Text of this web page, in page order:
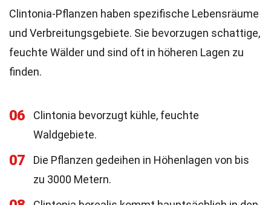
Clintonia-Pflanzen haben spezifische Lebensräume
und Verbreitungsgebiete. Sie bevorzugen schattige,
feuchte Wälder und sind oft in höheren Lagen zu
finden.
06
Clintonia bevorzugt kühle, feuchte
Waldgebiete.
07
Die Pflanzen gedeihen in Höhenlagen von bis
zu 3000 Metern.